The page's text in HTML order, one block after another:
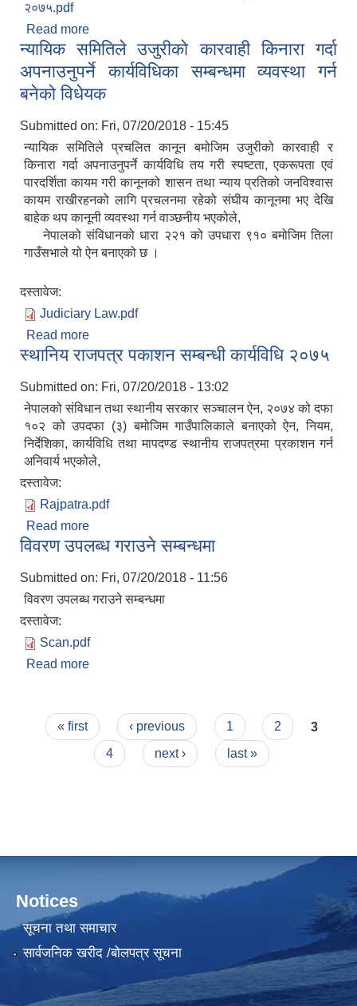
२०७५.pdf
Read more
सम्बन्धि ऐन २०७५
न्यायिक समितिले उजुरीको कारवाही किनारा गर्दा
अपनाउनुपर्ने कार्यविधिका सम्बन्धमा व्यवस्था गर्न
बनेको विधेयक
Submitted on: Fri, 07/20/2018 - 15:45
न्यायिक समितिले प्रचलित कानून बमोजिम उजुरीको कारवाही र
किनारा गर्दा अपनाउनुपर्ने कार्यविधि तय गरी स्पष्टता, एकरूपता एवं
पारदर्शिता कायम गरी कानूनको शासन तथा न्याय प्रतिको जनविश्वास
कायम राखीरहनको लागि प्रचलनमा रहेको संघीय कानूनमा भए देखि
बाहेक थप कानूनी व्यवस्था गर्न वाञ्छनीय भएकोले,
नेपालको संविधानको धारा २२१ को उपधारा ९१० बमोजिम तिला
गाउँसभाले यो ऐन बनाएको छ ।
दस्तावेज:
Judiciary Law.pdf
Read more
अपनाउनुपर्ने कार्यविधिका सम्बन्धमा व्यवस्था गर्न बनेको
स्थानिय राजपत्र पकाशन सम्बन्धी कार्यविधि २०७५
Submitted on: Fri, 07/20/2018 - 13:02
नेपालको संविधान तथा स्थानीय सरकार सञ्चालन ऐन, २०७४ को दफा
१०२ को उपदफा (३) बमोजिम गाउँपालिकाले बनाएको ऐन, नियम,
निर्देशिका, कार्यविधि तथा मापदण्ड स्थानीय राजपत्रमा प्रकाशन गर्न
अनिवार्य भएकोले,
दस्तावेज:
Rajpatra.pdf
Read more
विवरण उपलब्ध गराउने सम्बन्धमा
Submitted on: Fri, 07/20/2018 - 11:56
विवरण उपलब्ध गराउने सम्बन्धमा
दस्तावेज:
Scan.pdf
Read more
Pages
« first ‹ previous 1 2
3
4
next › last »
Notices
सूचना तथा समाचार
सार्वजनिक खरीद /बोलपत्र सूचना